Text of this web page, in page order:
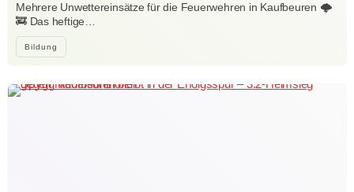
Bildung
Mehrere Unwettereinsätze für die Feuerwehren in Kaufbeuren 🌩️
🚒 Das heftige…